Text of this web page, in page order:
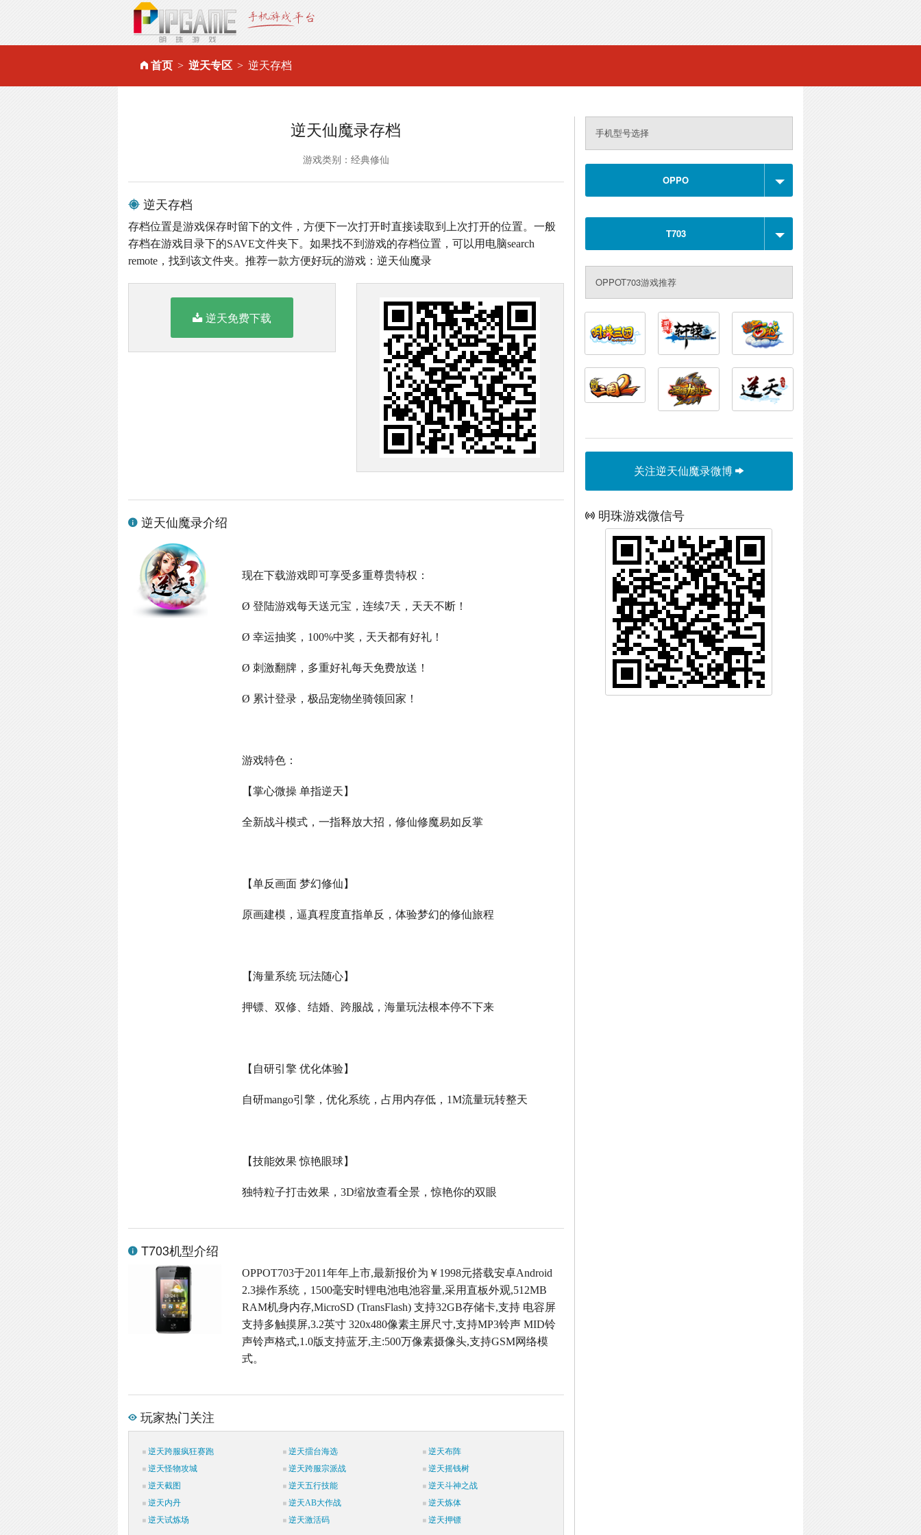
首页 逆天专区 逆天存档
逆天仙魔录存档
游戏类别：经典修仙
逆天存档
存档位置是游戏保存时留下的文件，方便下一次打开时直接读取到上次打开的位置。一般
存档在游戏目录下的SAVE文件夹下。如果找不到游戏的存档位置，可以用电脑search
remote，找到该文件夹。推荐一款方便好玩的游戏：逆天仙魔录
逆天免费下载
逆天仙魔录介绍
现在下载游戏即可享受多重尊贵特权：
Ø 登陆游戏每天送元宝，连续7天，天天不断！
Ø 幸运抽奖，100%中奖，天天都有好礼！
Ø 刺激翻牌，多重好礼每天免费放送！
Ø 累计登录，极品宠物坐骑领回家！
游戏特色：
【掌心微操 单指逆天】
全新战斗模式，一指释放大招，修仙修魔易如反掌
【单反画面 梦幻修仙】
原画建模，逼真程度直指单反，体验梦幻的修仙旅程
【海量系统 玩法随心】
押镖、双修、结婚、跨服战，海量玩法根本停不下来
【自研引擎 优化体验】
自研mango引擎，优化系统，占用内存低， 1M流量玩转整天
【技能效果 惊艳眼球】
独特粒子打击效果，3D缩放查看全景，惊艳你的双眼
T703机型介绍
OPPOT703于2011年年上市,最新报价为￥1998元搭载安卓Android
2.3操作系统，1500毫安时锂电池电池容量,采用直板外观,512MB
RAM机身内存,MicroSD (TransFlash) 支持32GB存储卡,支持 电容屏
支持多触摸屏,3.2英寸 320x480像素主屏尺寸,支持MP3铃声 MID铃
声铃声格式,1.0版支持蓝牙,主:500万像素摄像头,支持GSM网络模
式。
玩家热门关注
逆天跨服疯狂赛跑 逆天擂台海选
逆天布阵
逆天怪物攻城
逆天跨服宗派战
逆天摇钱树
逆天截图
逆天五行技能
逆天斗神之战
逆天内丹
逆天AB大作战
逆天炼体
逆天试炼场
逆天激活码 逆天押镖
手机型号选择
OPPO
T703
OPPOT703游戏推荐
关注逆天仙魔录微博
明珠游戏微信号